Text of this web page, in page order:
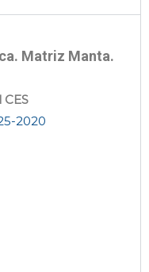
Matriz Manta.
2020